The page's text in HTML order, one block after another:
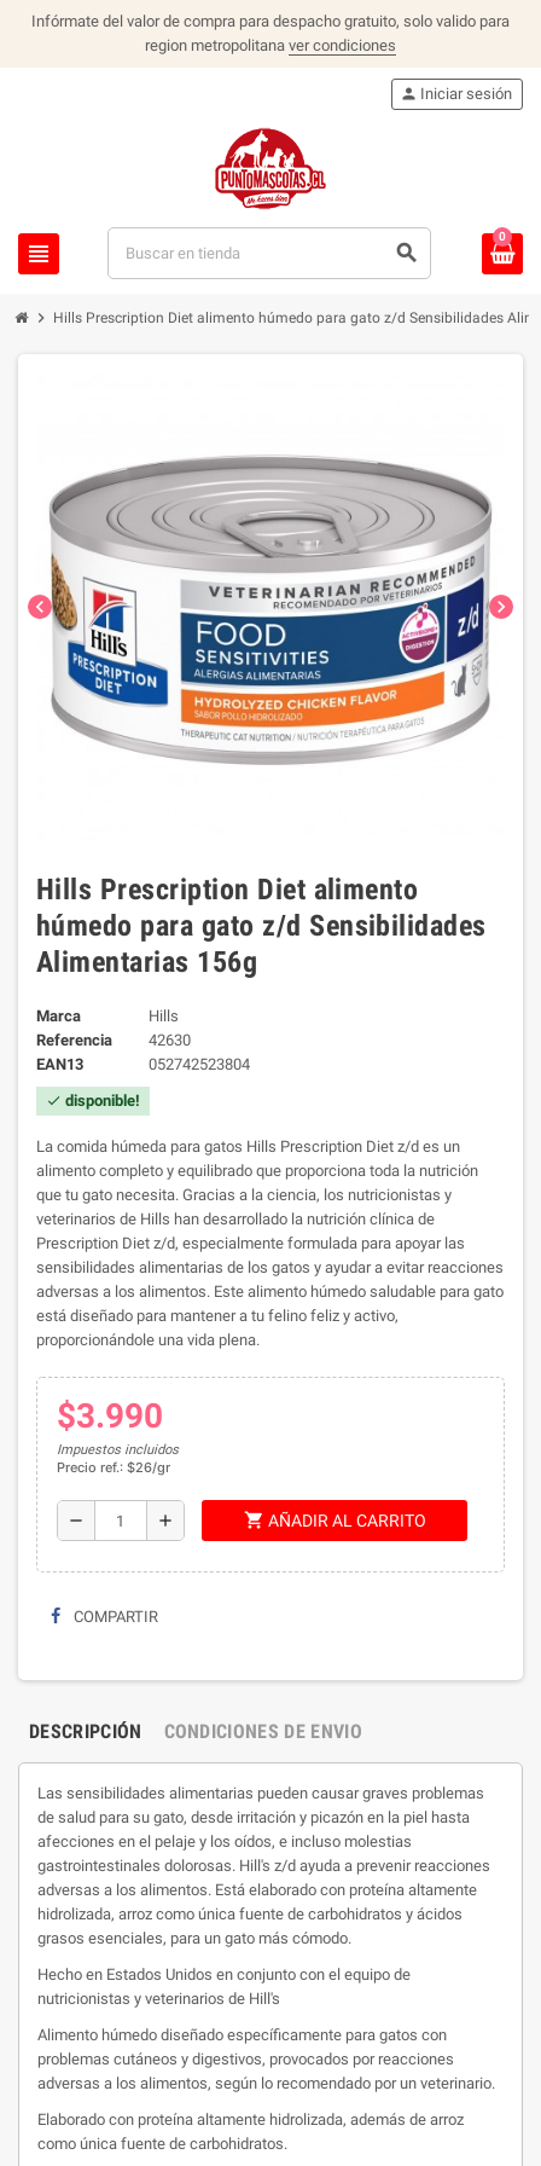
Infórmate del valor de compra para despacho gratuito, solo valido para
region metropolitana ver condiciones
view_headline search
person Iniciar sesión
0
chevron_right Hills Prescription Diet alimento húmedo para gato z/d Sensibilidades
chevron_left chevron_right
Hills Prescription Diet alimento
húmedo para gato z/d Sensibilidades
Alimentarias 156g
Marca
Hills
Referencia
42630
EAN13
052742523804
check disponible!
La comida húmeda para gatos Hills Prescription Diet z/d es un
alimento completo y equilibrado que proporciona toda la nutrición
que tu gato necesita. Gracias a la ciencia, los nutricionistas y
veterinarios de Hills han desarrollado la nutrición clínica de
Prescription Diet z/d, especialmente formulada para apoyar las
sensibilidades alimentarias de los gatos y ayudar a evitar reacciones
adversas a los alimentos. Este alimento húmedo saludable para gato
está diseñado para mantener a tu felino feliz y activo,
proporcionándole una vida plena.
$3.990
Impuestos incluidos
Precio ref.: $26/gr
remove add shopping_cart AÑADIR AL CARRITO
COMPARTIR
DESCRIPCIÓN CONDICIONES DE ENVIO
Las sensibilidades alimentarias pueden causar graves problemas
de salud para su gato, desde irritación y picazón en la piel hasta
afecciones en el pelaje y los oídos, e incluso molestias
gastrointestinales dolorosas. Hill's z/d ayuda a prevenir reacciones
adversas a los alimentos. Está elaborado con proteína altamente
hidrolizada, arroz como única fuente de carbohidratos y ácidos
grasos esenciales, para un gato más cómodo.
Hecho en Estados Unidos en conjunto con el equipo de
nutricionistas y veterinarios de Hill's
Alimento húmedo diseñado específicamente para gatos con
problemas cutáneos y digestivos, provocados por reacciones
adversas a los alimentos, según lo recomendado por un veterinario.
Elaborado con proteína altamente hidrolizada, además de arroz
como única fuente de carbohidratos.